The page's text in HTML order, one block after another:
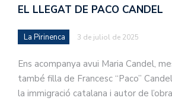
EL LLEGAT DE PACO CANDEL
La Pirinenca 3 de juliol de 2025
Ens acompanya avui Maria Candel,
també filla de Francesc “Paco”
la immigració catalana i autor de